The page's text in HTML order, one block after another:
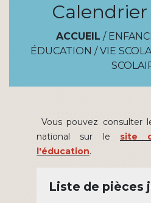
ACCUEIL /
ÉDUCATION /VIE
Vous pouvez consulter
national sur le site
l'éducation.
Liste de pièces